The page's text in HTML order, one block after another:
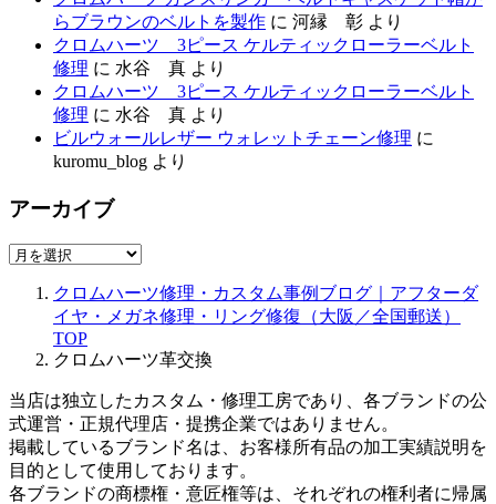
らブラウンのベルトを製作 に 河縁 彰 より
クロムハーツ 3ピース ケルティックローラーベルト
修理 に 水谷 真 より
クロムハーツ 3ピース ケルティックローラーベルト
修理 に 水谷 真 より
ビルウォールレザー ウォレットチェーン修理 に
kuromu_blog より
アーカイブ
ア
クロムハーツ修理・カスタム事例ブログ｜アフターダ
イヤ・メガネ修理・リング修復（大阪／全国郵送）
TOP
クロムハーツ革交換
当店は独立したカスタム・修理工房であり、各ブランドの公
式運営・正規代理店・提携企業ではありません。
掲載しているブランド名は、お客様所有品の加工実績説明を
目的として使用しております。
各ブランドの商標権・意匠権等は、それぞれの権利者に帰属